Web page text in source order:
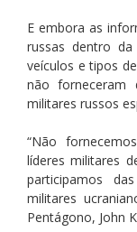
E embora as
russas dentro
veículos e tipos
não forneceram
militares russos
“Não
líderes militares
participamos
militares
Pentágono, John